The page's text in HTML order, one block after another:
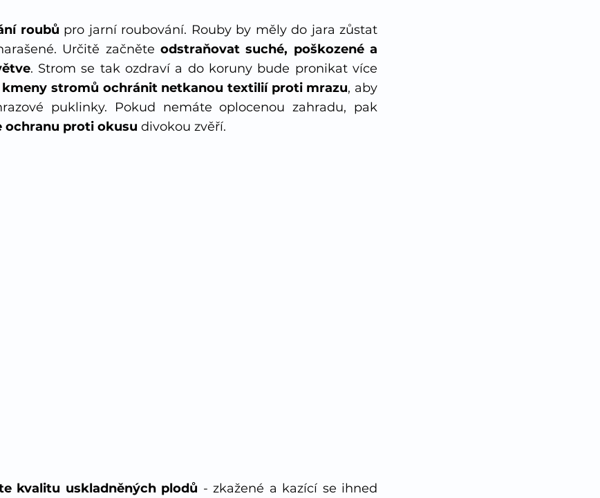
roubů pro jarní roubování. Rouby by měly do jara zůstat
Určitě začněte odstraňovat suché, poškozené a
. Strom se tak ozdraví a do koruny bude pronikat více
kmeny stromů ochránit netkanou textilií proti mrazu, aby
proti okusu divokou zvěří.
kvalitu uskladněných plodů - zkažené a kazící se ihned